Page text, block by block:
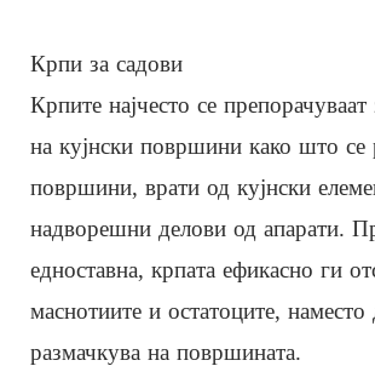
Крпи за садови
Крпите најчесто се
на кујнски површини како што се
површини, врати од кујнски
надворешни делови од апарати.
едноставна, крпата ефикасно ги
маснотиите и остатоците, наместо
размачкува на површината.